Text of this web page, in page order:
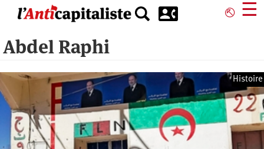
principal
⎋ ☰
Abdel Raphi
Histoire